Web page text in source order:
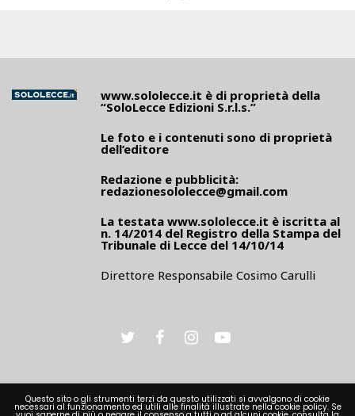
www.sololecce.it è di proprietà della
“SoloLecce Edizioni S.r.l.s.”
Le foto e i contenuti sono di proprietà
dell’editore
Redazione e pubblicità:
redazionesololecce@gmail.com
La testata www.sololecce.it è iscritta al
n. 14/2014 del Registro della Stampa del
Tribunale di Lecce del 14/10/14
Direttore Responsabile Cosimo Carulli
Questo sito o gli strumenti terzi da questo utilizzati si avvalgono di cookie
necessari al funzionamento ed utili alle finalità illustrate nella cookie policy. Se